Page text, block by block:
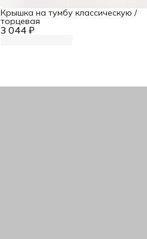
3 044 ₽
Крышка на тумбу классическую /
торцевая